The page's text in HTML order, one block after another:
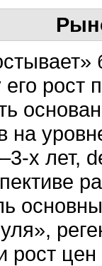
его
на
х лет,
рост